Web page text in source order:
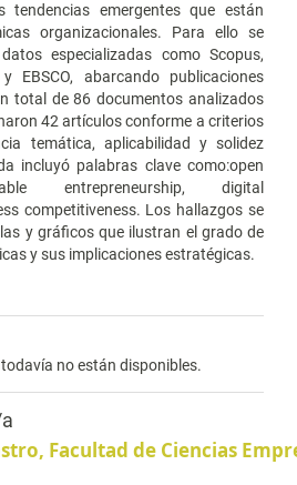
emergentes que están
organizacionales. Para ello se
especializadas como Scopus,
EBSCO, abarcando publicaciones
total de 86 documentos analizados
42 artículos conforme a criterios
temática, aplicabilidad y solidez
incluyó palabras clave como:open
entrepreneurship, digital
competitiveness. Los hallazgos se
y gráficos que ilustran el grado de
y sus implicaciones estratégicas.
no están disponibles.
Facultad de Ciencias